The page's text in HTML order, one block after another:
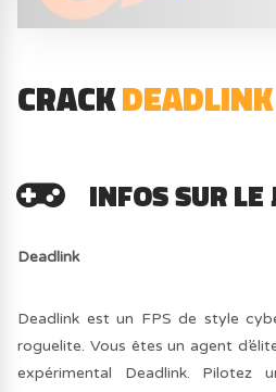
CRACKDEADLINK
INFOS SUR LE
Deadlink
Deadlink est un FPS de style
roguelite. Vous êtes un agent
expérimental Deadlink. Pilotez